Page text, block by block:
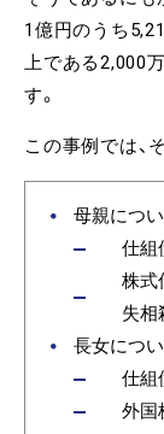
1億円のうち
上である2,000
す。
この事例では、
母親につ
仕組
株式
失相
長女につ
仕組
外国